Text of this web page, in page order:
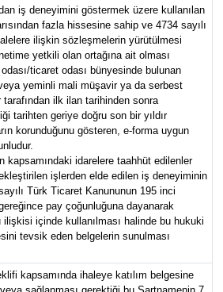
iş deneyimini göstermek üzere kullanılan
fazla hissesine sahip ve 4734 sayılı
ilişkin sözleşmelerin yürütülmesi
yetkili olan ortağına ait olması
ticaret odası bünyesinde bulunan
yeminli mali müşavir ya da serbest
ilk ilan tarihinden sonra
tarihten geriye doğru son bir yıldır
korunduğunu gösteren, e-forma uygun
kapsamındaki idarelere taahhüt edilenler
işlerden elde edilen iş deneyiminin
Türk Ticaret Kanununun 195 inci
pay çoğunluğuna dayanarak
içinde kullanılması halinde bu hukuki
tevsik eden belgelerin sunulması
kapsamında ihaleye katılım belgesine